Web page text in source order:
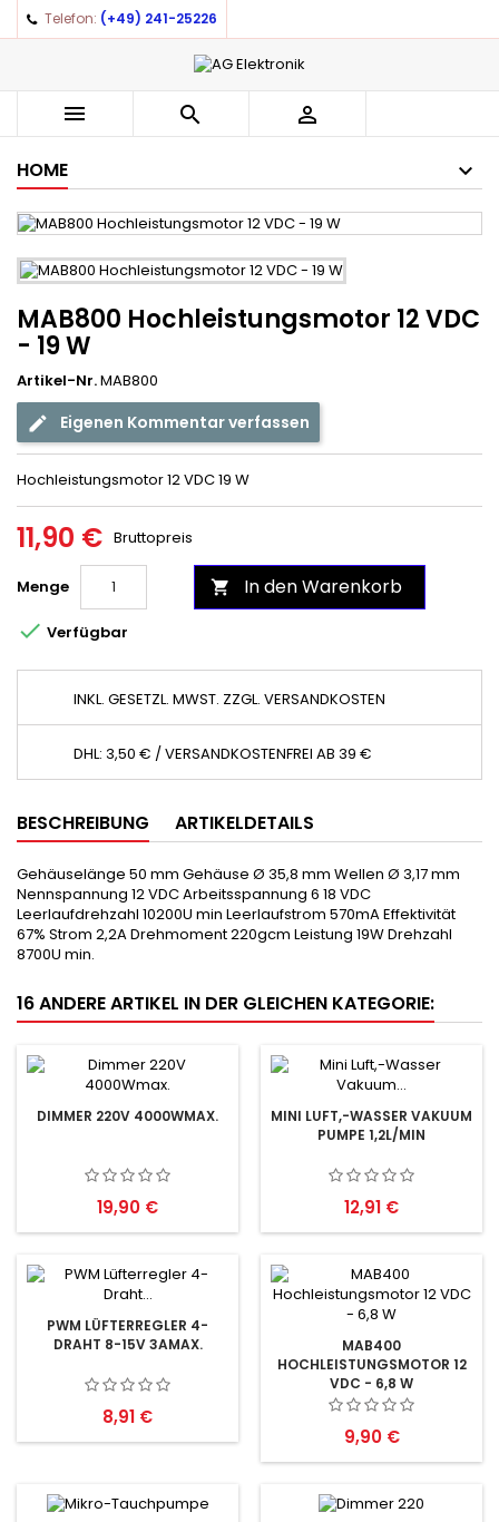
Telefon: (+49) 241-25226
  
HOME
MAB800 Hochleistungsmotor 12 VDC
- 19 W
Artikel-Nr.MAB800
Eigenen Kommentar verfassen
Hochleistungsmotor 12 VDC 19 W
11,90 € Bruttopreis
Menge  In den Warenkorb
 Verfügbar
INKL. GESETZL. MWST. ZZGL. VERSANDKOSTEN
DHL: 3,50 € / VERSANDKOSTENFREI AB 39 €
BESCHREIBUNG ARTIKELDETAILS
Gehäuselänge 50 mm Gehäuse Ø 35,8 mm Wellen Ø 3,17 mm
Nennspannung 12 VDC Arbeitsspannung 6 18 VDC
Leerlaufdrehzahl 10200U min Leerlaufstrom 570mA Effektivität
67% Strom 2,2A Drehmoment 220gcm Leistung 19W Drehzahl
8700U min.
16 ANDERE ARTIKEL IN DER GLEICHEN KATEGORIE:
DIMMER 220V 4000WMAX.
Preis
19,90 €
MINI LUFT,-WASSER VAKUUM
PUMPE 1,2L/MIN
Preis
12,91 €
PWM LÜFTERREGLER 4-
DRAHT 8-15V 3AMAX.
Preis
8,91 €
MAB400
HOCHLEISTUNGSMOTOR 12
VDC - 6,8 W
Preis
9,90 €